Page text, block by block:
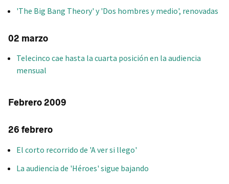
'The Big Bang Theory' y 'Dos hombres y medio', renovadas
02 marzo
Telecinco cae hasta la cuarta posición en la audiencia
mensual
Febrero 2009
26 febrero
El corto recorrido de 'A ver si llego'
La audiencia de 'Héroes' sigue bajando